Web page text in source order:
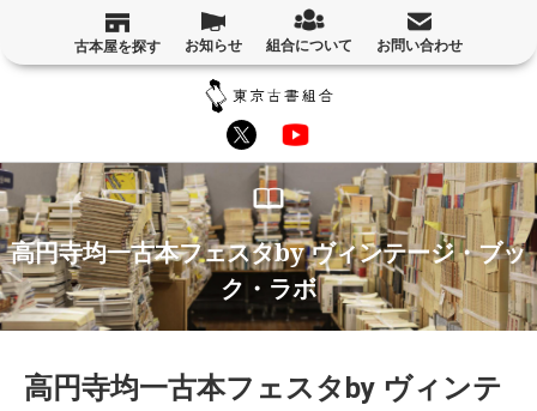
古本屋を探す お知らせ 組合について お問い合わせ
高円寺均一古本フェスタby ヴィンテージ・ブッ
ク・ラボ
高円寺均一古本フェスタby ヴィンテ